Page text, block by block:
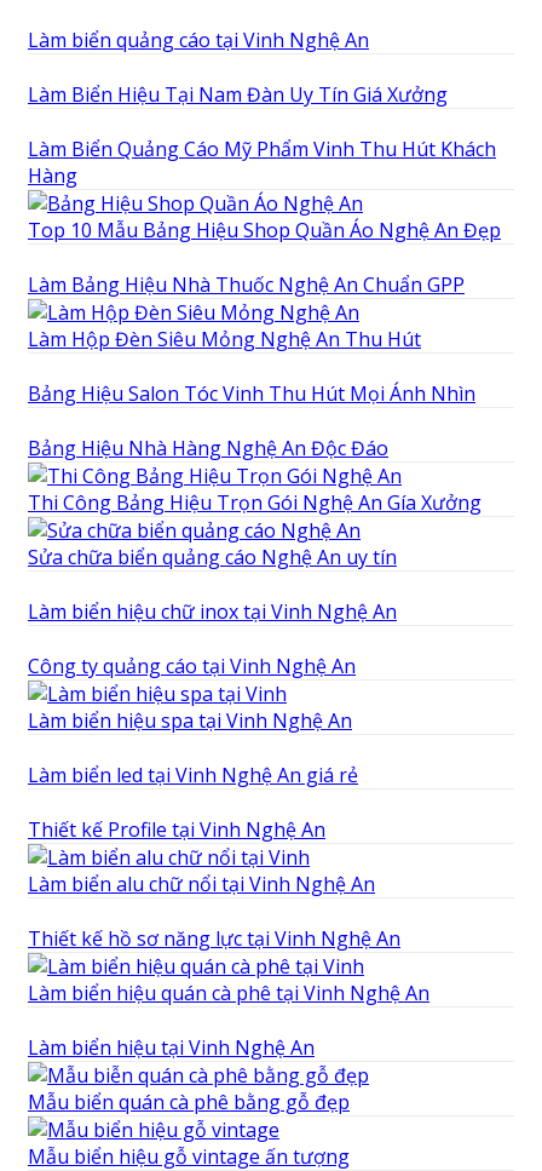
Làm biển quảng cáo tại Vinh Nghệ An
Làm Biển Hiệu Tại Nam Đàn Uy Tín Giá Xưởng
Làm Biển Quảng Cáo Mỹ Phẩm Vinh Thu Hút Khách
Hàng
Top 10 Mẫu Bảng Hiệu Shop Quần Áo Nghệ An Đẹp
Làm Bảng Hiệu Nhà Thuốc Nghệ An Chuẩn GPP
Làm Hộp Đèn Siêu Mỏng Nghệ An Thu Hút
Bảng Hiệu Salon Tóc Vinh Thu Hút Mọi Ánh Nhìn
Bảng Hiệu Nhà Hàng Nghệ An Độc Đáo
Thi Công Bảng Hiệu Trọn Gói Nghệ An Gía Xưởng
Sửa chữa biển quảng cáo Nghệ An uy tín
Làm biển hiệu chữ inox tại Vinh Nghệ An
Công ty quảng cáo tại Vinh Nghệ An
Làm biển hiệu spa tại Vinh Nghệ An
Làm biển led tại Vinh Nghệ An giá rẻ
Thiết kế Profile tại Vinh Nghệ An
Làm biển alu chữ nổi tại Vinh Nghệ An
Thiết kế hồ sơ năng lực tại Vinh Nghệ An
Làm biển hiệu quán cà phê tại Vinh Nghệ An
Làm biển hiệu tại Vinh Nghệ An
Mẫu biển quán cà phê bằng gỗ đẹp
Mẫu biển hiệu gỗ vintage ấn tượng